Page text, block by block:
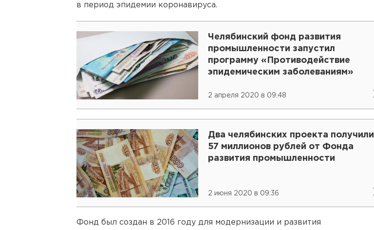
в период эпидемии коронавируса.
Челябинский фонд развития
промышленности запустил
программу «Противодействие
эпидемическим заболеваниям»
2 апреля 2020 в 09:48
Два челябинских проекта получили
57 миллионов рублей от Фонда
развития промышленности
2 июня 2020 в 09:36
Фонд был создан в 2016 году для модернизации и развития